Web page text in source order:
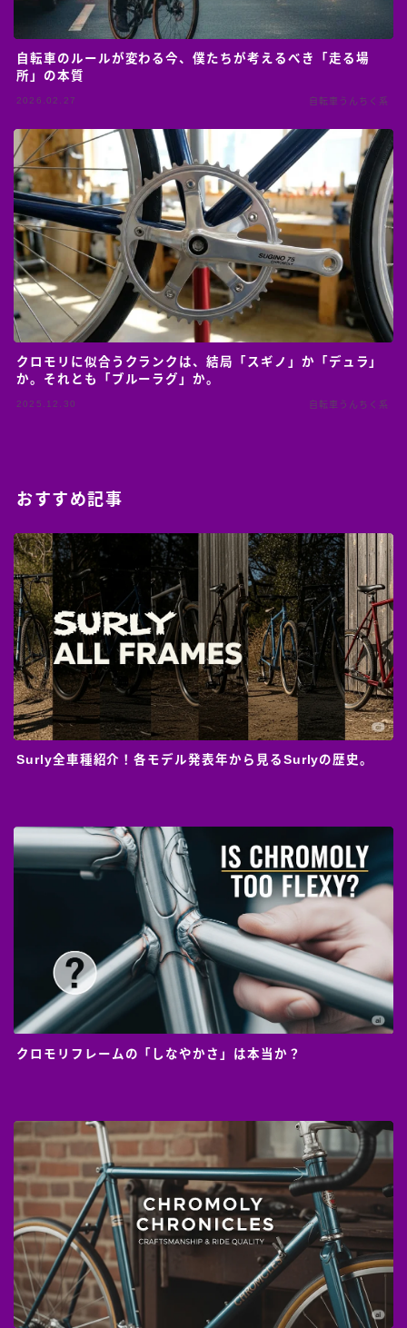
自転車のルールが変わる今、僕たちが考えるべき「走る場
所」の本質
2026.02.27 自転車うんちく系
クロモリに似合うクランクは、結局「スギノ」か「デュラ」
か。それとも「ブルーラグ」か。
2025.12.30 自転車うんちく系
おすすめ記事
Surly全車種紹介！各モデル発表年から見るSurlyの歴史。
クロモリフレームの「しなやかさ」は本当か？